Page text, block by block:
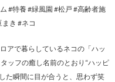
#特養 #緑風園 #松戸 #高齢者施
き #ネコ
アで暮らしているネコの「ハッ
ッフの癒し名前のとおり“ハッピ
た瞬間に目が合うと、思わず笑